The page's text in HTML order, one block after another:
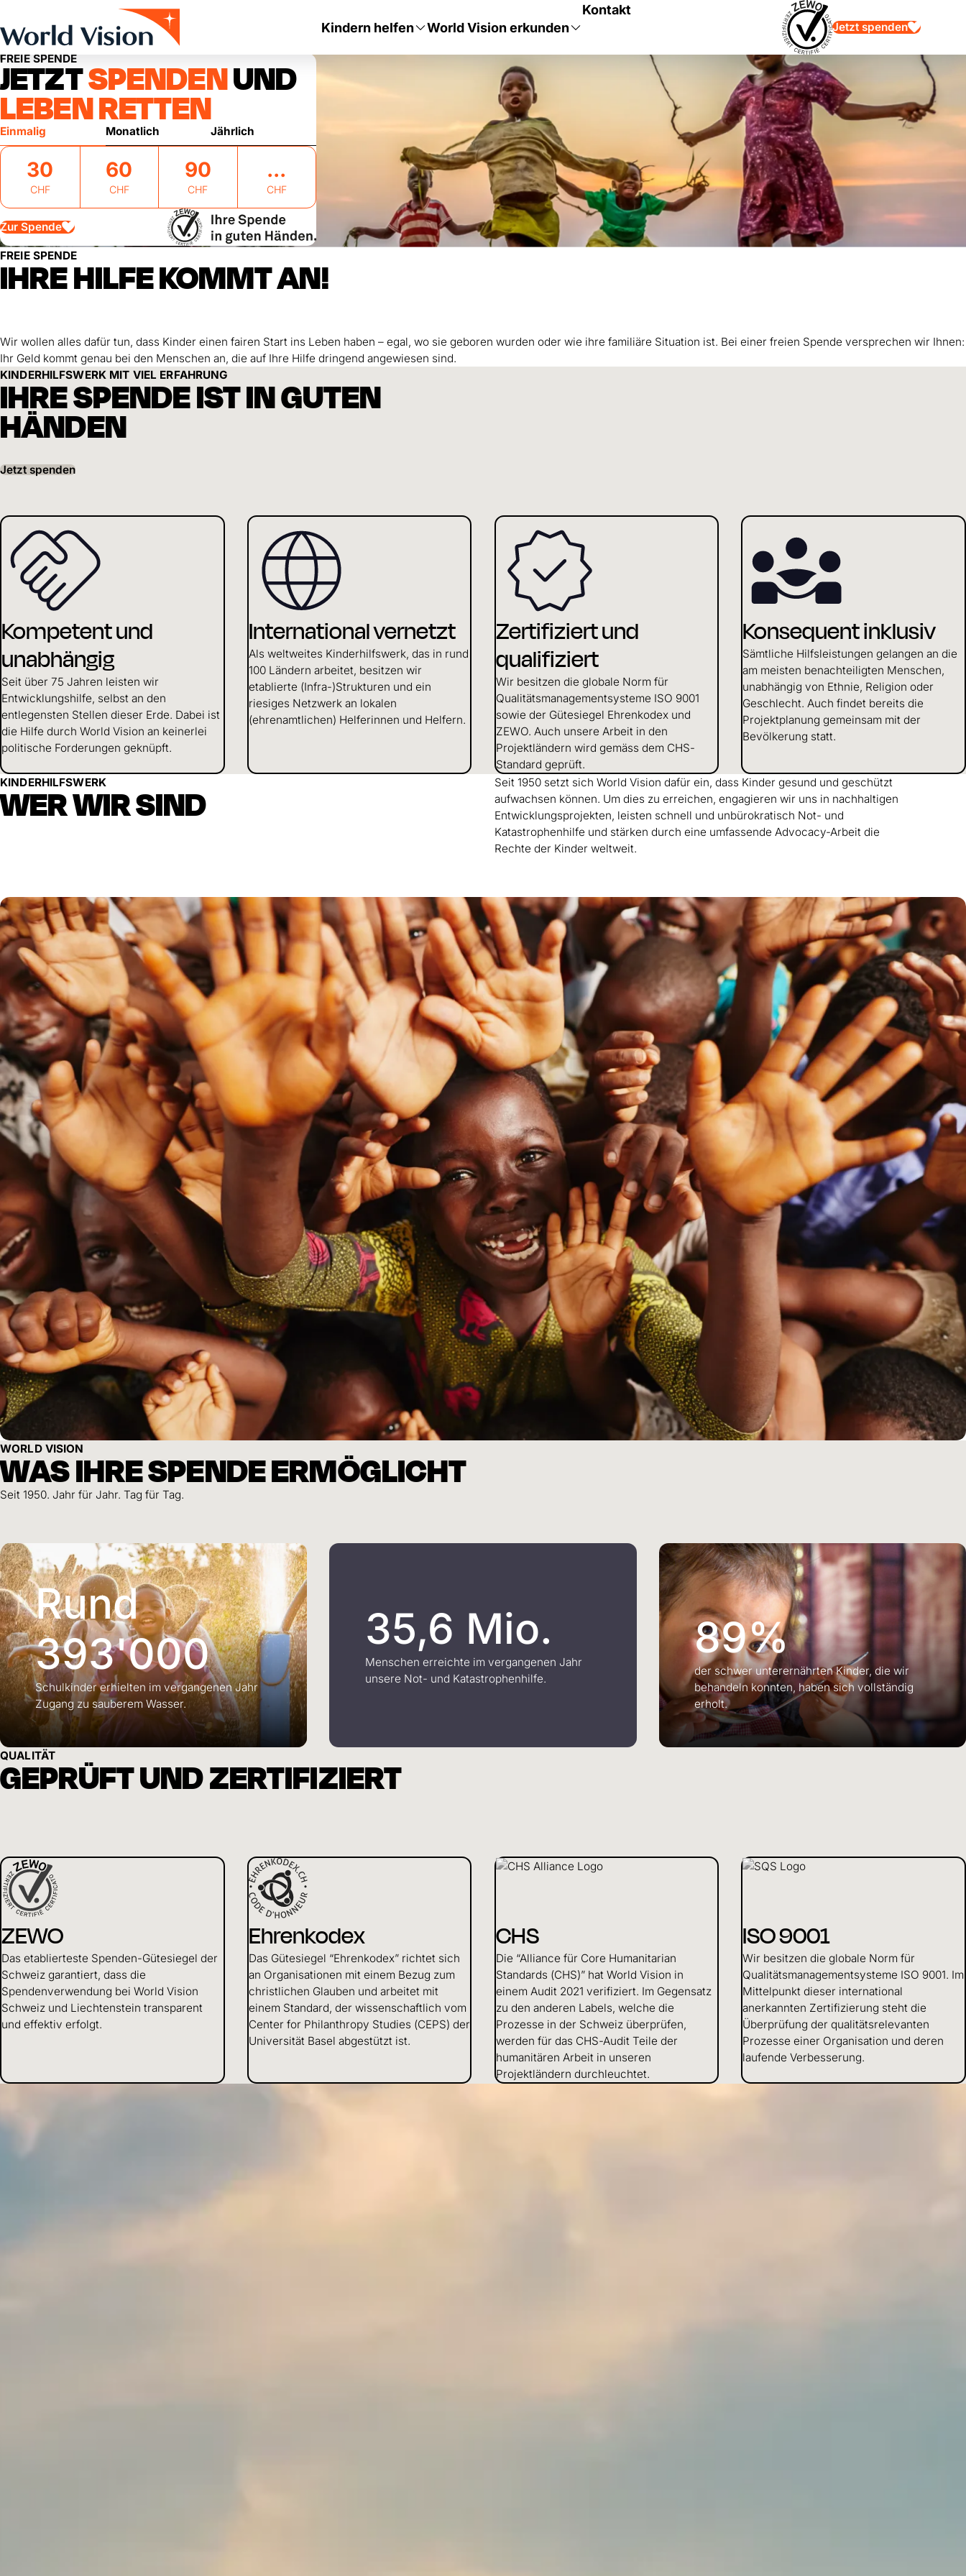
Kindern helfen World Vision erkunden
Kontakt
Jetzt spenden
FREIE SPENDE
JETZTSPENDENUND
LEBEN RETTEN
Einmalig Monatlich Jährlich
30
CHF
60
CHF
90
CHF CHF
Zur Spende
FREIE SPENDE
IHRE HILFE KOMMT AN!
Wir wollen alles dafür tun, dass Kinder einen fairen Start ins Leben haben – egal, wo sie geboren wurden oder wie ihre familiäre Situation ist. Bei einer freien Spende versprechen wir Ihnen:
Ihr Geld kommt genau bei den Menschen an, die auf Ihre Hilfe dringend angewiesen sind.
KINDERHILFSWERK MIT VIEL ERFAHRUNG
IHRE SPENDE IST IN GUTEN
HÄNDEN
Jetzt spenden
Kompetent und
unabhängig
Seit über 75 Jahren leisten wir
Entwicklungshilfe, selbst an den
entlegensten Stellen dieser Erde. Dabei ist
die Hilfe durch World Vision an keinerlei
politische Forderungen geknüpft.
International vernetzt
Als weltweites Kinderhilfswerk, das in rund
100 Ländern arbeitet, besitzen wir
etablierte (Infra-)Strukturen und ein
riesiges Netzwerk an lokalen
(ehrenamtlichen) Helferinnen und Helfern.
Zertifiziert und
qualifiziert
Wir besitzen die globale Norm für
Qualitäts­management­systeme ISO 9001
sowie der Gütesiegel Ehrenkodex und
ZEWO. Auch unsere Arbeit in den
Projektländern wird gemäss dem CHS-
Standard geprüft.
Konsequent inklusiv
Sämtliche Hilfsleistungen gelangen an die
am meisten benachteiligten Menschen,
unabhängig von Ethnie, Religion oder
Geschlecht. Auch findet bereits die
Projektplanung gemeinsam mit der
Bevölkerung statt.
KINDERHILFSWERK
WER WIR SIND
Seit 1950 setzt sich World Vision dafür ein, dass Kinder gesund und geschützt
aufwachsen können. Um dies zu erreichen, engagieren wir uns in nachhaltigen
Entwicklungsprojekten, leisten schnell und unbürokratisch Not- und
Katastrophenhilfe und stärken durch eine umfassende Advocacy-Arbeit die
Rechte der Kinder weltweit.
WORLD VISION
WAS IHRE SPENDE ERMÖGLICHT
Seit 1950. Jahr für Jahr. Tag für Tag.
Rund
393'000
Schulkinder erhielten im vergangenen Jahr
Zugang zu sauberem Wasser.
35,6 Mio.
Menschen erreichte im vergangenen Jahr
unsere Not- und Katastrophenhilfe.
89%
der schwer unterernährten Kinder, die wir
behandeln konnten, haben sich vollständig
erholt.
QUALITÄT
GEPRÜFT UND ZERTIFIZIERT
ZEWO
Das etablierteste Spenden-Gütesiegel der
Schweiz garantiert, dass die
Spendenverwendung bei World Vision
Schweiz und Liechtenstein transparent
und effektiv erfolgt.
Ehrenkodex
Das Gütesiegel “Ehrenkodex” richtet sich
an Organisationen mit einem Bezug zum
christlichen Glauben und arbeitet mit
einem Standard, der wissenschaftlich vom
Center for Philanthropy Studies (CEPS) der
Universität Basel abgestützt ist.
CHS
Die “Alliance für Core Humanitarian
Standards (CHS)” hat World Vision in
einem Audit 2021 verifiziert. Im Gegensatz
zu den anderen Labels, welche die
Prozesse in der Schweiz überprüfen,
werden für das CHS-Audit Teile der
humanitären Arbeit in unseren
Projektländern durchleuchtet.
ISO 9001
Wir besitzen die globale Norm für
Qualitätsmanagementsysteme ISO 9001. Im
Mittelpunkt dieser international
anerkannten Zertifizierung steht die
Überprüfung der qualitätsrelevanten
Prozesse einer Organisation und deren
laufende Verbesserung.